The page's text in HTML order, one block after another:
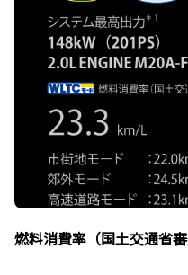
燃料消費率（国土交通省審